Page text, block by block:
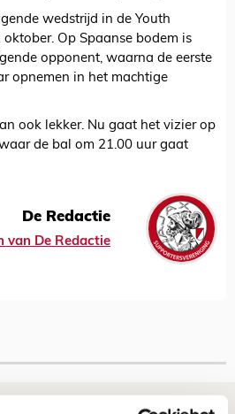
wedstrijd in de Youth
Op Spaanse bodem is
opponent, waarna de eerste
opnemen in het machtige
ook lekker. Nu gaat het vizier op
de bal om 21.00 uur gaat
De Redactie
van De Redactie